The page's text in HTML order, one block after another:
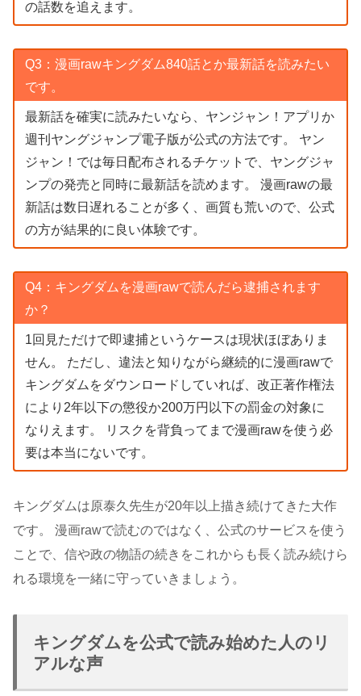
の話数を追えます。
Q3：漫画rawキングダム840話とか最新話を読みたい
です。
最新話を確実に読みたいなら、ヤンジャン！アプリか
週刊ヤングジャンプ電子版が公式の方法です。 ヤン
ジャン！では毎日配布されるチケットで、ヤングジャ
ンプの発売と同時に最新話を読めます。 漫画rawの最
新話は数日遅れることが多く、画質も荒いので、公式
の方が結果的に良い体験です。
Q4：キングダムを漫画rawで読んだら逮捕されます
か？
1回見ただけで即逮捕というケースは現状ほぼありま
せん。 ただし、違法と知りながら継続的に漫画rawで
キングダムをダウンロードしていれば、改正著作権法
により2年以下の懲役か200万円以下の罰金の対象に
なりえます。 リスクを背負ってまで漫画rawを使う必
要は本当にないです。
キングダムは原泰久先生が20年以上描き続けてきた大作
です。 漫画rawで読むのではなく、公式のサービスを使う
ことで、信や政の物語の続きをこれからも長く読み続けら
れる環境を一緒に守っていきましょう。
キングダムを公式で読み始めた人のリ
アルな声